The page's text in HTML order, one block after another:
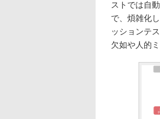
ストでは自
で、煩雑化
ッションテ
欠如や人的